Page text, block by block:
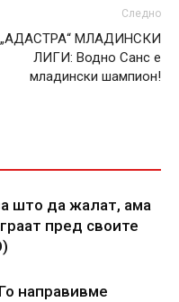
Следно
„АДАСТРА“ МЛАДИНСКИ
ЛИГИ: Водно Санс е
младински шампион!
што да жалат, ама
пред своите
направивме